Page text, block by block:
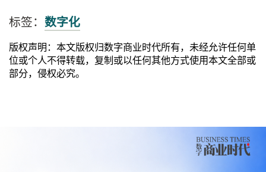
标签： 数字化
版权声明：本文版权归数字商业时代所有，未经允许任何单
位或个人不得转载，复制或以任何其他方式使用本文全部或
部分，侵权必究。